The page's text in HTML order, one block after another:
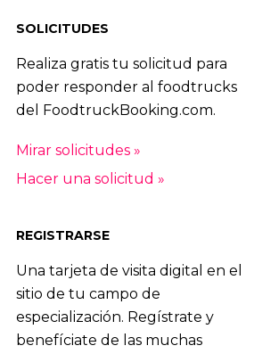
SOLICITUDES
Realiza gratis tu solicitud para
poder responder al foodtrucks
del FoodtruckBooking.com.
Mirar solicitudes »
Hacer una solicitud »
REGISTRARSE
Una tarjeta de visita digital en el
sitio de tu campo de
especialización. Regístrate y
benefíciate de las muchas